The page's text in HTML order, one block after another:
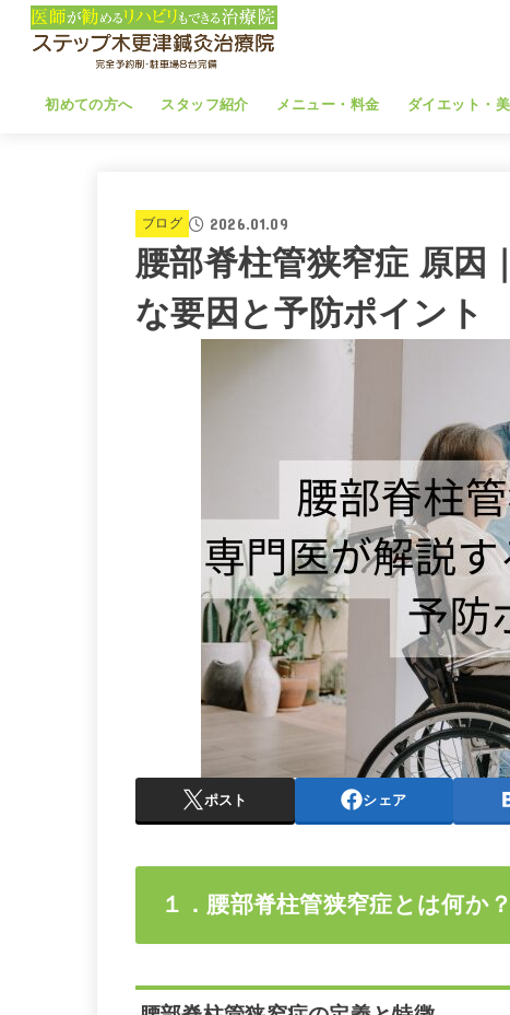
初めての方へ スタッフ紹介 メニュー・料金 ダイエット・
ブログ 2026.01.09
腰部脊柱管狭窄症 原因
な要因と予防ポイント
ポスト シェア
１．腰部脊柱管狭窄症とは何か